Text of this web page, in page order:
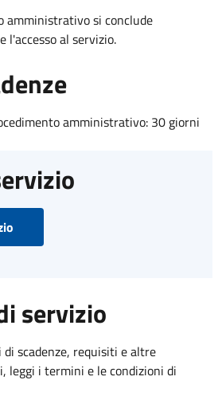
amministrativo si conclude
l'accesso al servizio.
amministrativo: 30 giorni
servizio
scadenze, requisiti e altre
leggi i termini e le condizioni di